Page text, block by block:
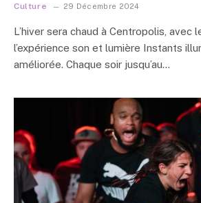
Culture 29 Décembre 2024
L’hiver sera chaud à Centropolis, avec
l’expérience son et lumière Instants
améliorée. Chaque soir jusqu’au…